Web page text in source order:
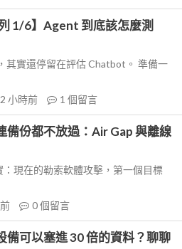
1/6】Agent 到底該怎麼測
其實還停留在評估 Chatbot。 準備一
小時前 1 個留言
備份都不放過：Air Gap 與離線
現在的勒索軟體攻擊，第一個目標
0個留言
備可以塞進 30 倍的資料？聊聊